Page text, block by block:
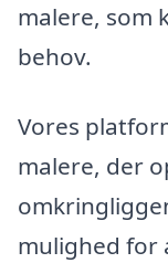
malere, som
behov.
Vores
malere, der
mulighed for